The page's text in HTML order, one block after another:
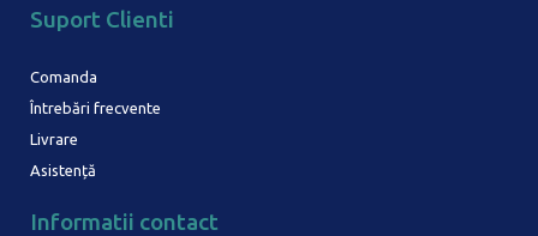
Suport Clienti
Comanda
Întrebări frecvente
Livrare
Asistență
Informatii contact